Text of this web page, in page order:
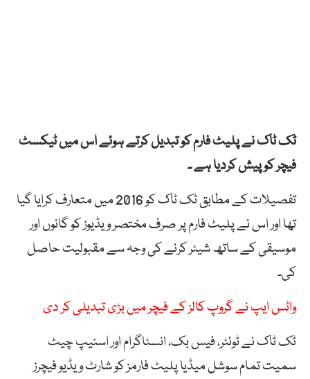
ٹک ٹاک نے پلیٹ فارم کو تبدیل کرتے ہوئے اس میں ٹیکسٹ
فیچر کو پیش کردیا ہے ۔
تفصیلات کے مطابق ٹک ٹاک کو 2016 میں متعارف کرایا گیا
تھا اور اس نے پلیٹ فارم پر صرف مختصر ویڈیوز کو گانوں اور
موسیقی کے ساتھ شیئر کرنے کی وجہ سے مقبولیت حاصل
کی۔
واٹس ایپ نے گروپ کالز کے فیچر میں بڑی تبدیلی کر دی
ٹک ٹاک نے ٹوئٹر، فیس بک، انسٹاگرام اور اسنیپ چیٹ
سمیت تمام سوشل میڈیا پلیٹ فارمز کو شارٹ ویڈیو فیچرز